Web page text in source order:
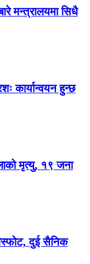
मन्त्रालयमा सिधै
कार्यान्वयन हुन्छ
मृत्यु, १९ जना
दुई सैनिक